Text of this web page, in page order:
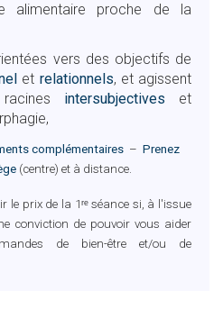
alimentaire proche de la
vers des objectifs de
et relationnels, et agissent
intersubjectives et
complémentaires – Prenez
(centre) et à distance.
le prix de la 1ʳᵉ séance si, à l'issue
conviction de pouvoir vous aider
de bien-être et/ou de